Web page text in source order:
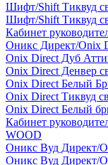
Шифт/Shift Тиквуд
Шифт/Shift Тиквуд
Кабинет
Оникс Директ/Onix
Onix Direct Дуб
Onix Direct Денвер
Onix Direct Белый
Onix Direct Тиквуд
Onix Direct Белый
Кабинет
WOOD
Оникс Вуд Директ/
Оникс Вуд Директ/